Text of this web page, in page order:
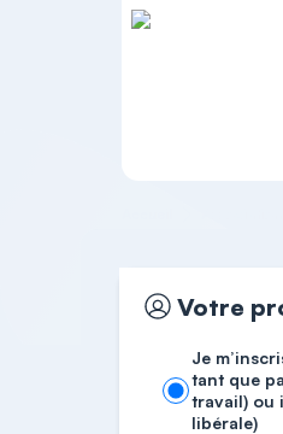
Votre
Je
tant que
travail) ou
libérale)